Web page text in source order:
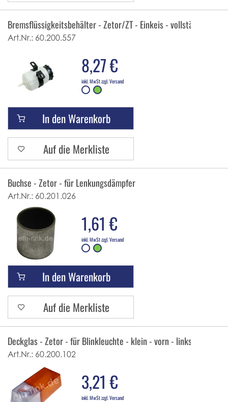
Bremsflüssigkeitsbehälter - Zetor/ZT - Einkeis - vollständig
Art.Nr.: 60.200.557
8,27 €
inkl. MwSt zzgl. Versand
In den Warenkorb
Auf die Merkliste
Buchse - Zetor - für Lenkungsdämpfer
Art.Nr.: 60.201.026
1,61 €
inkl. MwSt zzgl. Versand
In den Warenkorb
Auf die Merkliste
Deckglas - Zetor - für Blinkleuchte - klein - vorn - links
Art.Nr.: 60.200.102
3,21 €
inkl. MwSt zzgl. Versand